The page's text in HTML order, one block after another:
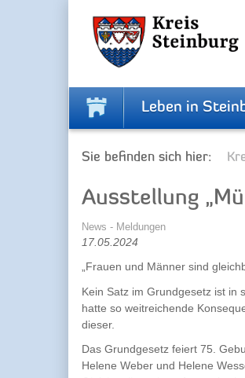
Leben in
Sie befinden sich hier:
Ausstellung
News - Meldungen
17.05.2024
„Frauen und Männer sind
Kein Satz im Grundgesetz ist in
hatte so weitreichende
dieser.
Das Grundgesetz feiert 75.
Helene Weber und Helene